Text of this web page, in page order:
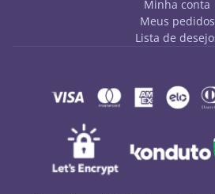
Minha conta
Meus pedidos
Lista de